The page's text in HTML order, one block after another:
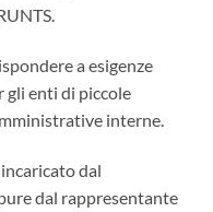
a esigenze
enti di piccole
interne.
dal
dal rappresentante